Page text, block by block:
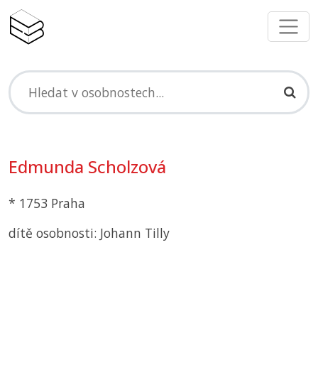
Edmunda Scholzová
* 1753 Praha
dítě osobnosti: Johann Tilly